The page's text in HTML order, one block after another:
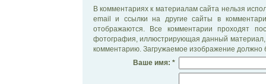
В комментариях к материалам сайта нельзя
email и ссылки на другие сайты в
отображаются. Все комментарии проходят
фотография, иллюстрирующая данный материал,
комментарию. Загружаемое изображение должно
Ваше имя: *